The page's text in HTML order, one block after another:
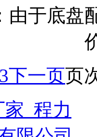
由于底盘
3下一页页